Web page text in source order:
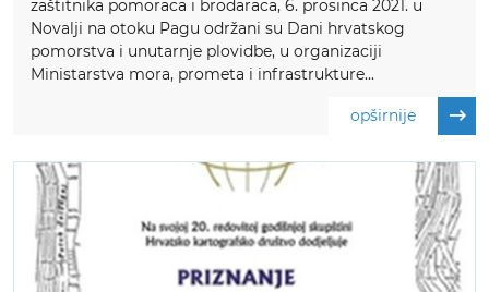
zaštitnika pomoraca i brodaraca, 6. prosinca 2021. u
Novalji na otoku Pagu održani su Dani hrvatskog
pomorstva i unutarnje plovidbe, u organizaciji
Ministarstva mora, prometa i infrastrukture...
opširnije